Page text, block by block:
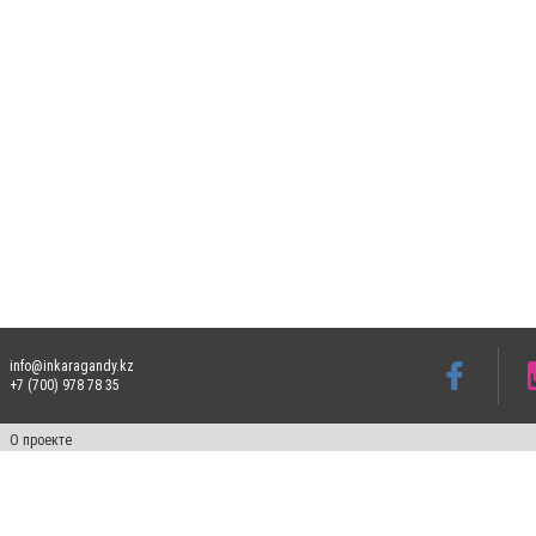
info@inkaragandy.kz
+7 (700) 978 78 35
О проекте